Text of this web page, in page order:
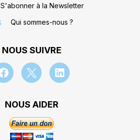
S'abonner à la Newsletter
Qui sommes-nous ?
NOUS SUIVRE
NOUS AIDER